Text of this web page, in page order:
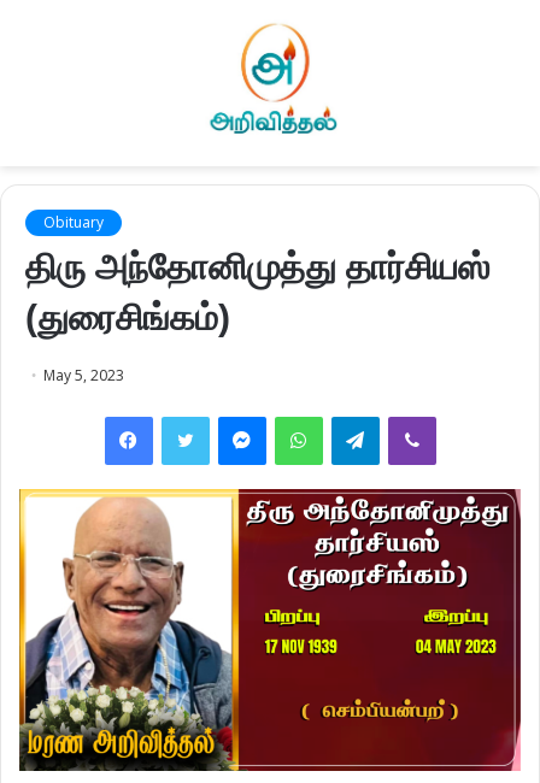
Obituary
திரு அந்தோனிமுத்து தார்சியஸ்
(துரைசிங்கம்)
May 5, 2023
FacebookTwitter MessengerWhatsAppTelegramViber